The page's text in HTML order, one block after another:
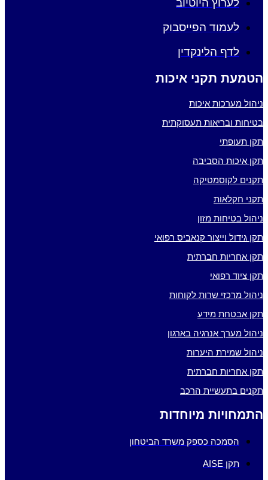
לערוץ היוטיוב
לעמוד הפייסבוק
לדף הלינקדין
הטמעת תקני איכות
ניהול מערכות איכות
בטיחות ובריאות תעסוקתית
תקן תעופתי
תקן איכות הסביבה
תקנים לקוסמטיקה
תקני חקלאות
ניהול בטיחות מזון
תקן גידול וייצור קנאביס רפואי
תקן אחריות חברתית
תקן ציוד רפואי
ניהול מרכזי שרות לקוחות
תקן אבטחת מידע
ניהול מערך אנרגיה בארגון
ניהול שמירת היערות
תקן אחריות חברתית
תקנים בתעשיית הרכב
התמחויות מיוחדות
הסמכה כספק משרד הביטחון
תקן AISE